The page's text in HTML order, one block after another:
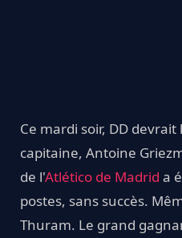
Ce mardi soir, DD devrait
capitaine, Antoine
de l'Atlético de Madrid a
postes, sans succès.
Thuram. Le grand